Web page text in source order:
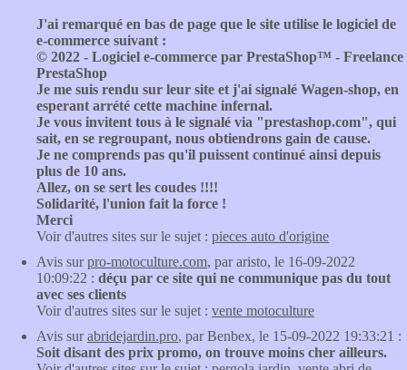
J'ai remarqué en bas de page que le site utilise le logiciel de
e-commerce suivant :
© 2022 - Logiciel e-commerce par PrestaShop™ - Freelance
PrestaShop
Je me suis rendu sur leur site et j'ai signalé Wagen-shop, en
esperant arrété cette machine infernal.
Je vous invitent tous à le signalé via "prestashop.com", qui
sait, en se regroupant, nous obtiendrons gain de cause.
Je ne comprends pas qu'il puissent continué ainsi depuis
plus de 10 ans.
Allez, on se sert les coudes !!!!
Solidarité, l'union fait la force !
Merci
Voir d'autres sites sur le sujet : pieces auto d'origine
Avis surpro-motoculture.com, par aristo, le 16-09-2022
10:09:22 : déçu par ce site qui ne communique pas du tout
avec ses clients
Voir d'autres sites sur le sujet : vente motoculture
Avis surabridejardin.pro, par Benbex, le 15-09-2022 19:33:21 :
Soit disant des prix promo, on trouve moins cher ailleurs.